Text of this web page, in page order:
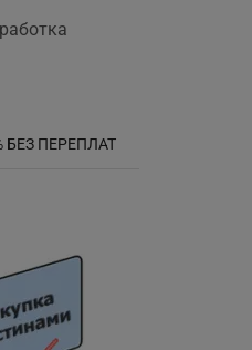
БЕЗ ПЕРЕПЛАТ